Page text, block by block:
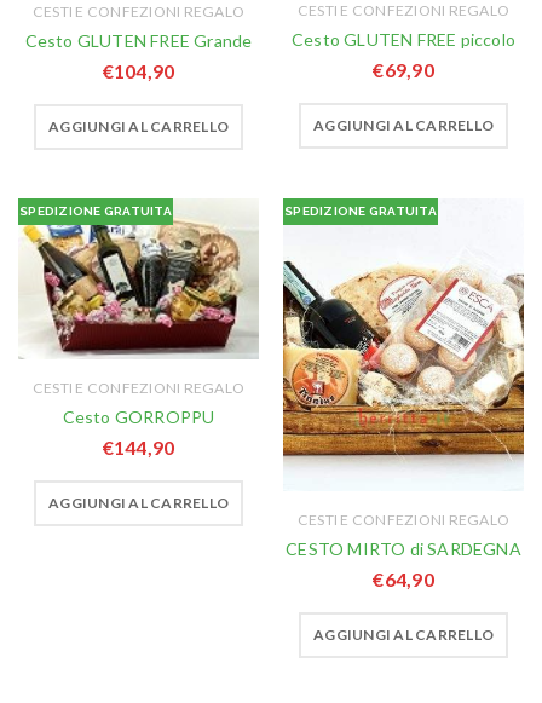
CESTI E CONFEZIONI REGALO
Cesto GLUTEN FREE Grande
€104,90
AGGIUNGI AL CARRELLO
CESTI E CONFEZIONI REGALO
Cesto GLUTEN FREE piccolo
€69,90
AGGIUNGI AL CARRELLO
SPEDIZIONE GRATUITA
CESTI E CONFEZIONI REGALO
Cesto GORROPPU
€144,90
AGGIUNGI AL CARRELLO
SPEDIZIONE GRATUITA
CESTI E CONFEZIONI REGALO
CESTO MIRTO di SARDEGNA
€64,90
AGGIUNGI AL CARRELLO